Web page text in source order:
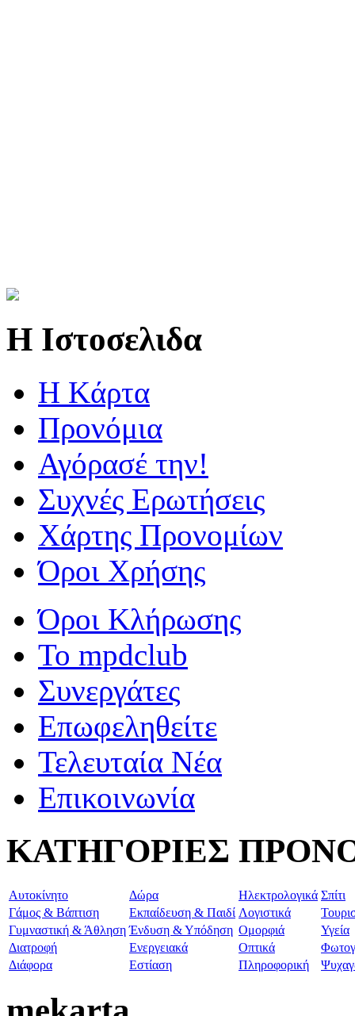
Η Ιστοσελιδα
Η Kάρτα
Προνόμια
Αγόρασέ την!
Συχνές Ερωτήσεις
Χάρτης Προνομίων
Όροι Χρήσης
Όροι Κλήρωσης
To mpdclub
Συνεργάτες
Επωφεληθείτε
Τελευταία Νέα
Επικοινωνία
ΚΑΤΗΓΟΡΙΕΣ
Aυτοκίνητο Δώρα Ηλεκτρολογικά Σπίτι
Γάμος & Βάπτιση
Εκπαίδευση & Παιδί Λογιστικά
Γυμναστική & Άθληση Ένδυση & Υπόδηση Ομορφιά
Υγεία
Διατροφή
Ενεργειακά Οπτικά
Διάφορα
Εστίαση Πληροφορική